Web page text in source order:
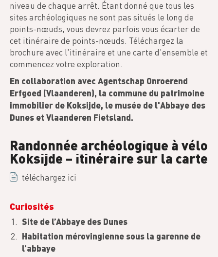
niveau de chaque arrêt. Étant donné que tous les
sites archéologiques ne sont pas situés le long de
points-nœuds, vous devrez parfois vous écarter de
cet itinéraire de points-nœuds. Téléchargez la
brochure avec l'itinéraire et une carte d'ensemble et
commencez votre exploration.
En collaboration avec Agentschap Onroerend
Erfgoed (Vlaanderen), la commune du patrimoine
immobilier de Koksijde, le musée de l'Abbaye des
Dunes et Vlaanderen Fietsland.
Randonnée archéologique à vélo
Koksijde – itinéraire sur la carte
téléchargez ici
Curiosités
Site de l’Abbaye des Dunes
Habitation mérovingienne sous la garenne de
l’abbaye